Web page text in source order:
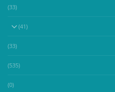
(33)
(41)
(33)
(535)
(0)